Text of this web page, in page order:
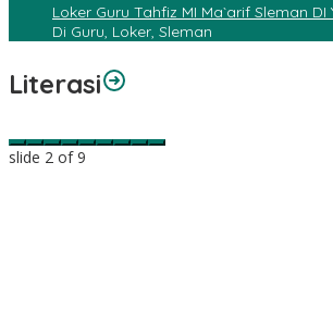
Loker Guru Tahfiz MI Ma`arif Sleman
Di Guru, Loker, Sleman
Literasi
slide 2 of 9